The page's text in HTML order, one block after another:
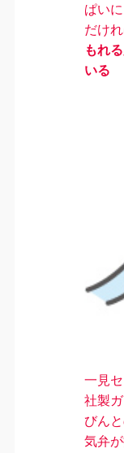
ぱい
だけ
もれ
いる
一見
社製
びん
気弁